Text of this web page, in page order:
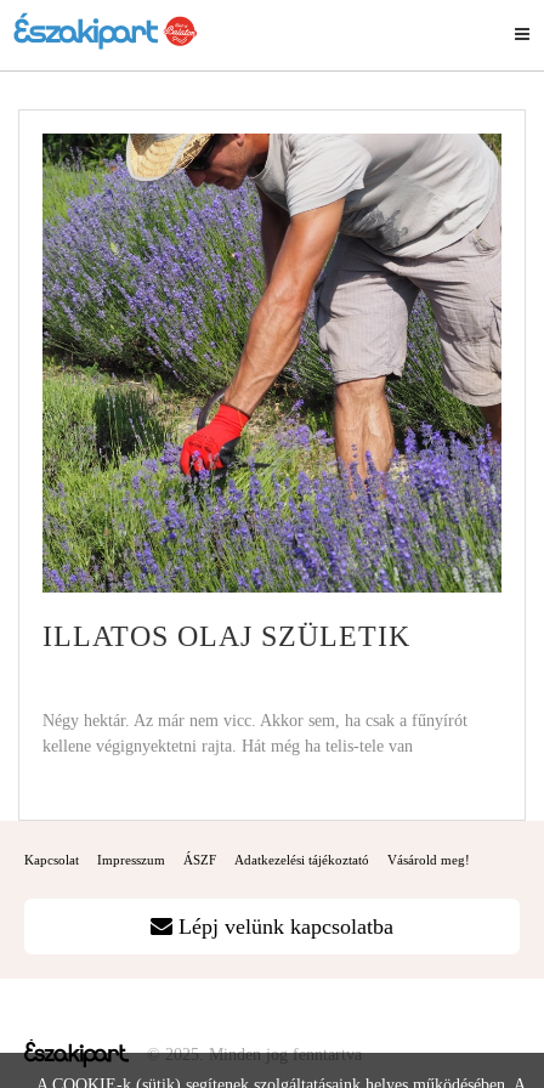
ILLATOS OLAJ SZÜLETIK
Négy hektár. Az már nem vicc. Akkor sem, ha csak a fűnyírót
kellene végignyektetni rajta. Hát még ha telis-tele van
Kapcsolat Impresszum ÁSZF Adatkezelési tájékoztató Vásárold meg!
Lépj velünk kapcsolatba
© 2025. Minden jog fenntartva